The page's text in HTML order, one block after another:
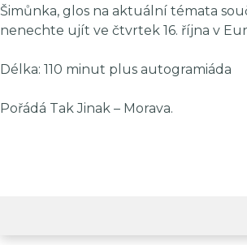
Šimůnka, glos na aktuální témata
nenechte ujít ve čtvrtek 16. října v
Délka: 110 minut plus autogramiáda
Pořádá Tak Jinak – Morava.